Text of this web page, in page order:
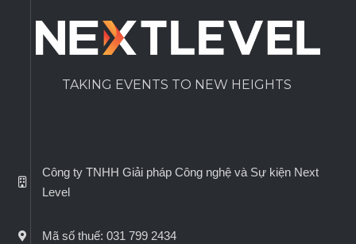
TAKING EVENTS TO NEW HEIGHTS
Công ty TNHH Giải pháp Công nghệ và Sự kiện Next
Level
Mã số thuế: 031 799 2434